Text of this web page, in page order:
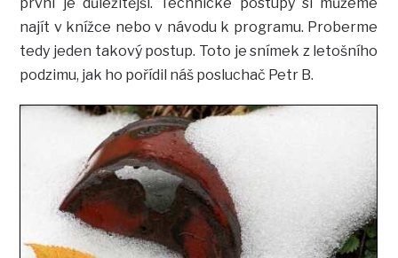
první je důležitější. Technické postupy si můžeme
najít v knížce nebo v návodu k programu. Proberme
tedy jeden takový postup. Toto je snímek z letošního
podzimu, jak ho pořídil náš posluchač Petr B.